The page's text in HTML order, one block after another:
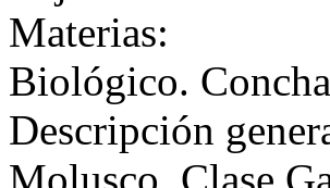
Materias:
Biológico.
Descripción
Molusco. Clase